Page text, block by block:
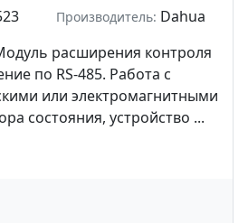
Производитель: Dahua
расширения контроля
по RS-485. Работа с
или электромагнитными
состояния, устройство ...